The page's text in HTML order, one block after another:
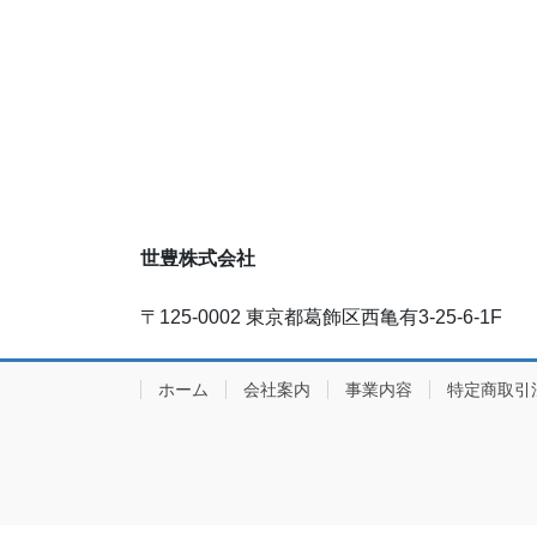
世豊株式会社
〒125-0002 東京都葛飾区西亀有3-25-6-1F
ホーム 会社案内 事業内容 特定商取引